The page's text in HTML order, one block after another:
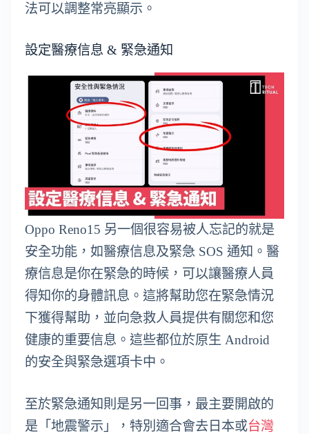
法可以調整常亮顯示。
設定醫療信息 & 緊急通知
Oppo Reno15 另一個很容易被人忘記的就是
安全功能，如醫療信息及緊急 SOS 通知。醫
療信息是你在緊急的時候，可以讓醫療人員
得知你的身體訊息。這將幫助您在緊急情況
下獲得幫助，並向急救人員提供有關您和您
健康的重要信息。這些都位於原生 Android
的安全與緊急選項卡中。
至於緊急通知則是另一回事，最主要開啟的
是「地震警示」，特別適合會去日本或台灣